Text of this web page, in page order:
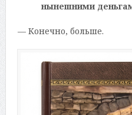
нынешними
— Конечно, больше.